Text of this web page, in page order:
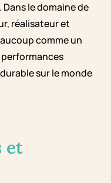
le domaine de
réalisateur et
comme un
sur le monde
et